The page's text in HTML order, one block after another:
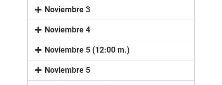
Noviembre 3
Noviembre 4
Noviembre 5 (12:00 m.)
Noviembre 5